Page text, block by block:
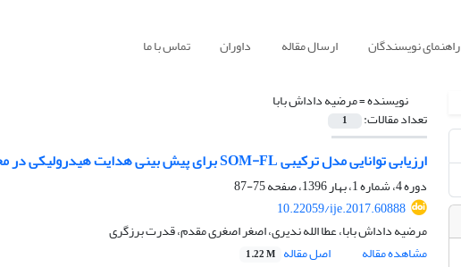
راهنمای نویسندگان ارسال مقاله داوران تماس با ما
نویسنده =مرضیه داداش بابا
تعداد مقالات: 1
ارزیابی توانایی مدل ترکیبی SOM-FL برای پیش ‏بینی هدایت هیدرولیکی در محدودۀ متروی شهر تبریز
دوره 4، شماره 1، بهار 1396، صفحه
75-87
10.22059/ije.2017.60888
مرضیه داداش بابا، عطا الله ندیری، اصغر اصغری مقدم، قدرت برزگری
مشاهده مقاله
اصل مقاله 1.22 M